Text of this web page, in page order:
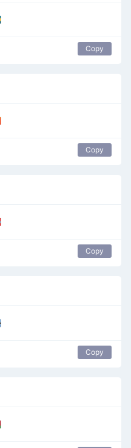
Copy
Copy
Copy
Copy